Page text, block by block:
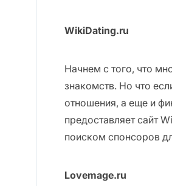
WikiDating.ru
Начнем с того, что
знакомств. Но что
отношения, а еще и
предоставляет сайт
поиском спонсоров
Lovemage.ru